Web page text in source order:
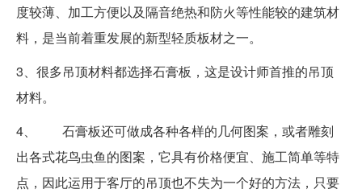
度较薄、加工方便以及隔音绝热和防火等性能较的建筑材
料，是当前着重发展的新型轻质板材之一。
3、很多吊顶材料都选择石膏板，这是设计师首推的吊顶
材料。
4、 石膏板还可做成各种各样的几何图案，或者雕刻
出各式花鸟虫鱼的图案，它具有价格便宜、施工简单等特
点，因此运用于客厅的吊顶也不失为一个好的方法，只要